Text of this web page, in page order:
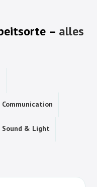
– alles
Communication
Sound & Light